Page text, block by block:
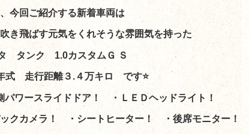
今回ご紹介する新着車両は
き飛ばす元気をくれそうな雰囲気を持った
タ タンク 1.0カスタムＧ Ｓ
式 走行距離３.４万キロ です⭐
ワースライドドア！ ・ＬＥＤヘッドライト！
クカメラ！ ・シートヒーター！ ・後席モニター！